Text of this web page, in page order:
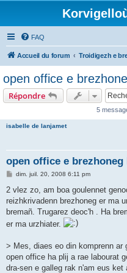
FAQ
Accueil du forum Troidigezh e
open office e
Répondre
5
isabelle de lanjamet
open office e brezhoneg
M
s
a
g
dim. juil. 20, 2008 6:11 pm
2 vlez zo, am boa goulennet
reizhkrivadenn brezhoneg er ma
bremañ. Trugarez deoc'h . Ha
er ma urzhiater.
> Mes, diaes eo din komprenn ar
open office ha plij a rae labourat
dra-sen e galleg rak n'am eus